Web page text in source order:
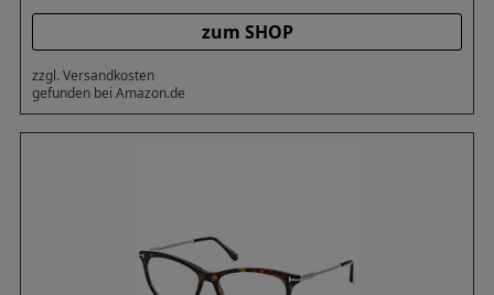
zum SHOP
zzgl. Versandkosten
gefunden bei Amazon.de